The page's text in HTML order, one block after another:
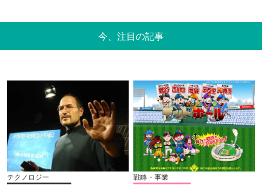
今、注目の記事
テクノロジー 戦略・事業